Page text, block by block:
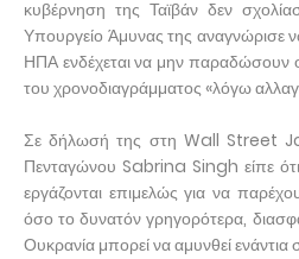
κυβέρνηση της Ταϊβάν δεν
Υπουργείο Άμυνας της αναγνώρισε
ΗΠΑ ενδέχεται να μην παραδώσουν
του χρονοδιαγράμματος «λόγω
Σε δήλωσή της στη Wall Street
Πενταγώνου Sabrina Singh είπε
εργάζονται επιμελώς για να
όσο το δυνατόν γρηγορότερα,
Ουκρανία μπορεί να αμυνθεί ενάντια